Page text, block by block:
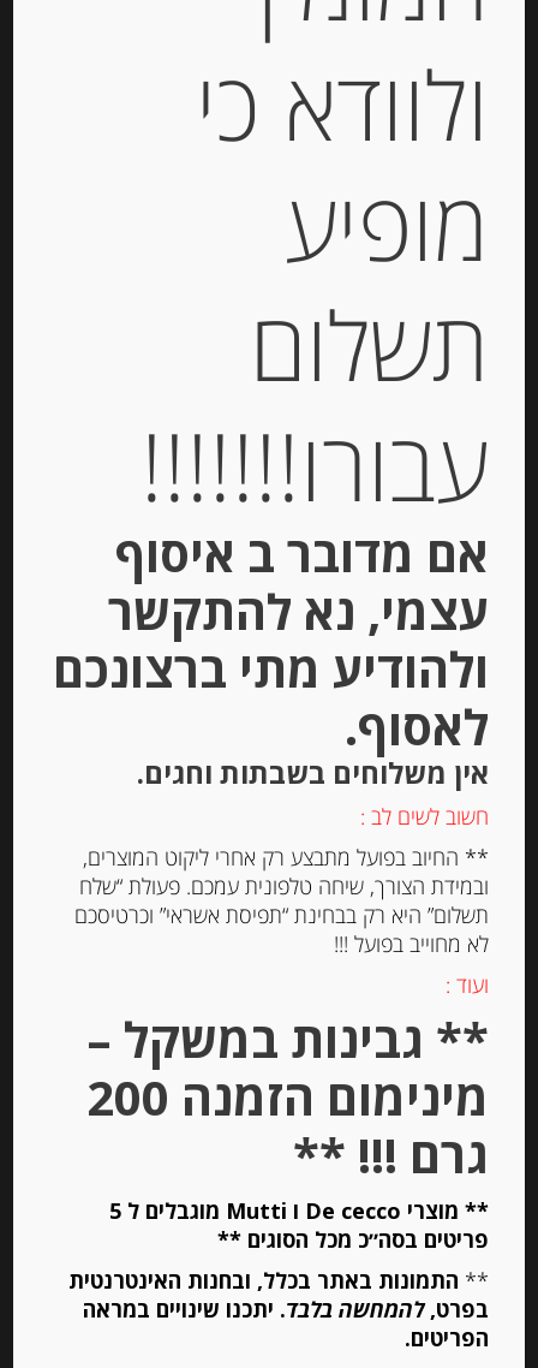
₪
16.00
יחידות
הוספה לסל
פלטת גבינות לאירוח, 600 גרם
הוספה לסל
פלטה מעורבת גבינות ונקניקים לאירוח
400 גר
ולוודא כי
מופיע
תשלום
עבורו!!!!!!!
אם מדובר ב איסוף
עצמי, נא להתקשר
ולהודיע מתי ברצונכם
לאסוף.
אין משלוחים בשבתות וחגים.
חשוב לשים לב :
** החיוב בפועל מתבצע רק אחרי ליקוט המוצרים,
ובמידת הצורך, שיחה טלפונית עמכם. פעולת “שלח
תשלום” היא רק בבחינת “תפיסת אשראי” וכרטיסכם
לא מחוייב בפועל !!!
ועוד :
** גבינות במשקל –
מינימום הזמנה 200
גרם !!! **
** מוצרי De cecco ו Mutti מוגבלים ל 5
פריטים בסה״כ מכל הסוגים **
** התמונות באתר בכלל, ובחנות האינטרנטית
בפרט,להמחשה בלבד. יתכנו שינויים במראה
הפריטים.